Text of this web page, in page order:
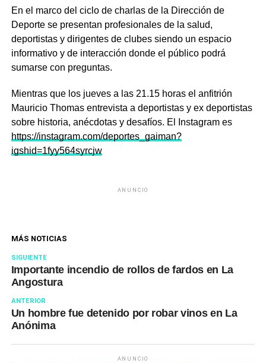
En el marco del ciclo de charlas de la Dirección de
Deporte se presentan profesionales de la salud,
deportistas y dirigentes de clubes siendo un espacio
informativo y de interacción donde el público podrá
sumarse con preguntas.
Mientras que los jueves a las 21.15 horas el anfitrión
Mauricio Thomas entrevista a deportistas y ex deportistas
sobre historia, anécdotas y desafíos. El Instagram es
https://instagram.com/deportes_gaiman?
igshid=1fyy564syrcjw
ANUNCIO
MÁS NOTICIAS
SIGUIENTE
Importante incendio de rollos de fardos en La
Angostura
ANTERIOR
Un hombre fue detenido por robar vinos en La
Anónima
ANUNCIO